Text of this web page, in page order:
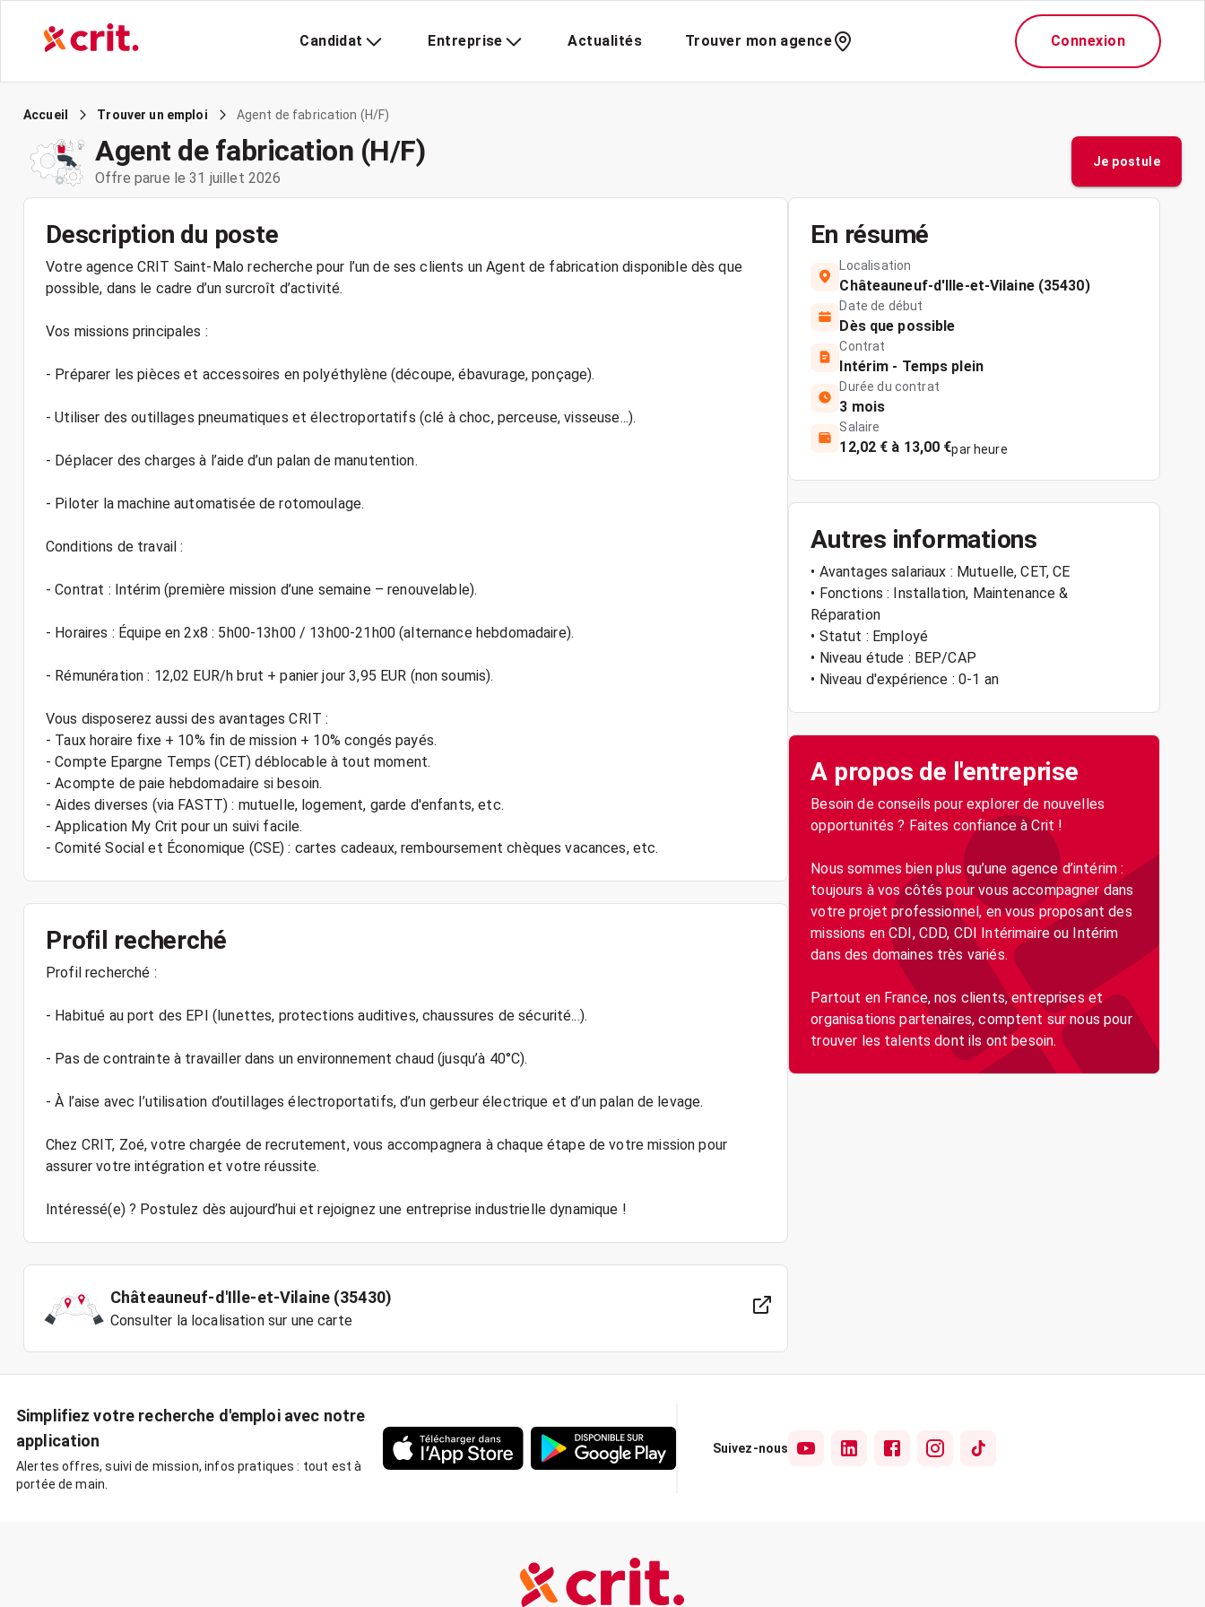
Candidat Entreprise Actualités Trouver mon agence Connexion
Accueil Trouver un emploi Agent de fabrication (H/F)
Agent de fabrication (H/F)
Offre parue le 31 juillet 2026
Je postule
Description du poste
Votre agence CRIT Saint-Malo recherche pour l’un de ses clients un Agent de fabrication disponible dès que
possible, dans le cadre d’un surcroît d’activité.
Vos missions principales :
- Préparer les pièces et accessoires en polyéthylène (découpe, ébavurage, ponçage).
- Utiliser des outillages pneumatiques et électroportatifs (clé à choc, perceuse, visseuse...).
- Déplacer des charges à l’aide d’un palan de manutention.
- Piloter la machine automatisée de rotomoulage.
Conditions de travail :
- Contrat : Intérim (première mission d’une semaine – renouvelable).
- Horaires : Équipe en 2x8 : 5h00-13h00 / 13h00-21h00 (alternance hebdomadaire).
- Rémunération : 12,02 EUR/h brut + panier jour 3,95 EUR (non soumis).
Vous disposerez aussi des avantages CRIT :
- Taux horaire fixe + 10% fin de mission + 10% congés payés.
- Compte Epargne Temps (CET) déblocable à tout moment.
- Acompte de paie hebdomadaire si besoin.
- Aides diverses (via FASTT) : mutuelle, logement, garde d'enfants, etc.
- Application My Crit pour un suivi facile.
Profil recherché
Profil recherché :
- Habitué au port des EPI (lunettes, protections auditives, chaussures de sécurité...).
- Pas de contrainte à travailler dans un environnement chaud (jusqu’à 40°C).
- À l’aise avec l’utilisation d’outillages électroportatifs, d’un gerbeur électrique et d’un palan de levage.
Chez CRIT, Zoé, votre chargée de recrutement, vous accompagnera à chaque étape de votre mission pour
assurer votre intégration et votre réussite.
Châteauneuf-d'Ille-et-Vilaine (35430)
Consulter la localisation sur une carte
En résumé
Localisation
Châteauneuf-d'Ille-et-Vilaine (35430)
Date de début
Dès que possible
Contrat
Intérim - Temps plein
Durée du contrat
3 mois
Salaire
12,02 € à 13,00 €par heure
Autres informations
• Avantages salariaux : Mutuelle, CET, CE
• Fonctions : Installation, Maintenance &
Réparation
• Statut : Employé
• Niveau étude : BEP/CAP
• Niveau d'expérience : 0-1 an
A propos de l'entreprise
Besoin de conseils pour explorer de nouvelles
opportunités ? Faites confiance à Crit !
Nous sommes bien plus qu’une agence d’intérim :
toujours à vos côtés pour vous accompagner dans
votre projet professionnel, en vous proposant des
missions en CDI, CDD, CDI Intérimaire ou Intérim
dans des domaines très variés.
Partout en France, nos clients, entreprises et
organisations partenaires, comptent sur nous pour
Simplifiez votre recherche d'emploi avec notre
application
Alertes offres, suivi de mission, infos pratiques : tout est à
portée de main.
Suivez-nous